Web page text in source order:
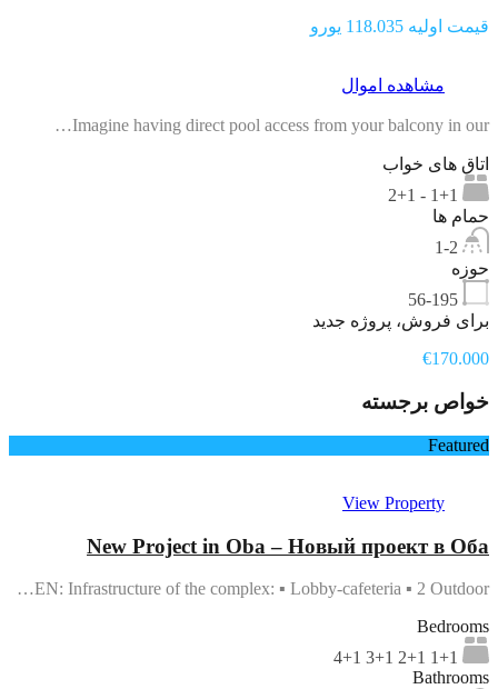
قیمت اولیه 118.035 یورو
مشاهده اموال
Imagine having direct pool access from your balcony in our…
اتاق های خواب
1+1 - 2+1
حمام ها
1-2
حوزه
56-195
برای فروش، پروژه جدید
€170.000
خواص برجسته
Featured
View Property
New Project in Oba – Новый проект в Оба
EN: Infrastructure of the complex: ▪ Lobby-cafeteria ▪ 2 Outdoor…
Bedrooms
1+1 2+1 3+1 4+1
Bathrooms